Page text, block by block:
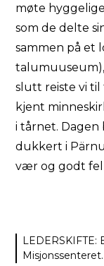
møte
som de delte
sammen på et
talumuuseum),
slutt reiste vi til
kjent
i tårnet.
dukkert i
vær og godt